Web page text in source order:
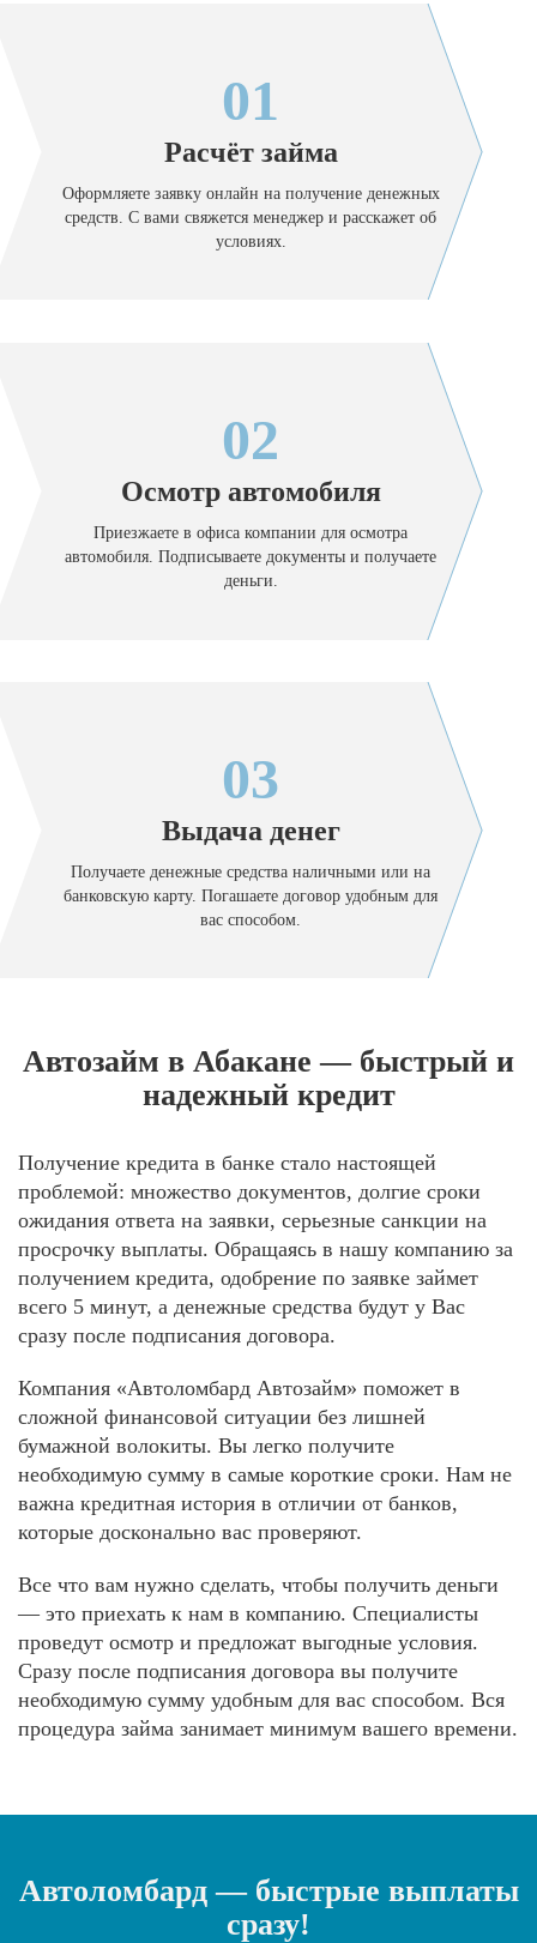
01
Расчёт займа
Оформляете заявку онлайн на получение денежных
средств. С вами свяжется менеджер и расскажет об
условиях.
02
Осмотр автомобиля
Приезжаете в офиса компании для осмотра
автомобиля. Подписываете документы и получаете
деньги.
03
Выдача денег
Получаете денежные средства наличными или на
банковскую карту. Погашаете договор удобным для
вас способом.
Автозайм в Абакане — быстрый и
надежный кредит
Получение кредита в банке стало настоящей
проблемой: множество документов, долгие сроки
ожидания ответа на заявки, серьезные санкции на
просрочку выплаты. Обращаясь в нашу компанию за
получением кредита, одобрение по заявке займет
всего 5 минут, а денежные средства будут у Вас
сразу после подписания договора.
Компания «Автоломбард Автозайм» поможет в
сложной финансовой ситуации без лишней
бумажной волокиты. Вы легко получите
необходимую сумму в самые короткие сроки. Нам не
важна кредитная история в отличии от банков,
которые досконально вас проверяют.
Все что вам нужно сделать, чтобы получить деньги
— это приехать к нам в компанию. Специалисты
проведут осмотр и предложат выгодные условия.
Сразу после подписания договора вы получите
необходимую сумму удобным для вас способом. Вся
процедура займа занимает минимум вашего времени.
Автоломбард — быстрые выплаты
сразу!